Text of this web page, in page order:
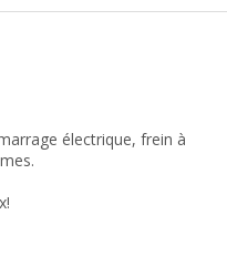
électrique, frein à